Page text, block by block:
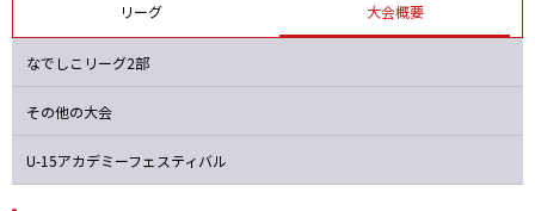
リーグ 大会概要
なでしこリーグ2部
その他の大会
U-15アカデミーフェスティバル